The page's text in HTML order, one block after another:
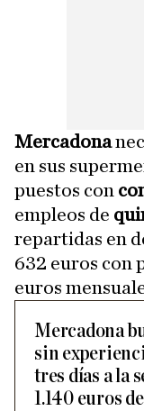
Mercadona
en sus
puestos con
empleos de
repartidas en
632 euros con
euros
Mercadona
sin
tres días a la
1.140 euros